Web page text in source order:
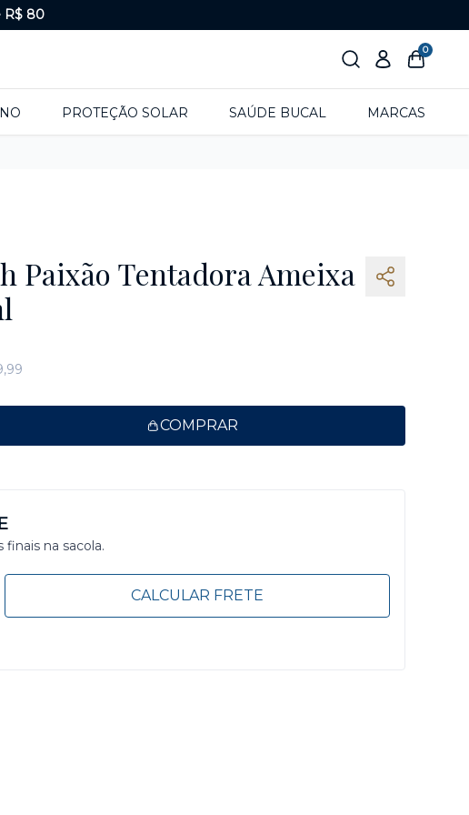
R$ 80
0
PROTEÇÃO SOLAR SAÚDE BUCAL MARCAS
Paixão Tentadora Ameixa
COMPRAR
finais na sacola.
CALCULAR FRETE